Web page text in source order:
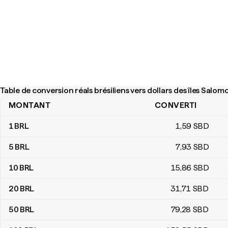
Table de conversion réals brésiliens vers dollars des îles
Table de conversion réals brésiliens vers dollars des îles Salomon
MONTANT CONVERTI
1BRL 1,59 SBD
5 BRL 7,93 SBD
10 BRL 15,86 SBD
20 BRL 31,71 SBD
50 BRL 79,28 SBD